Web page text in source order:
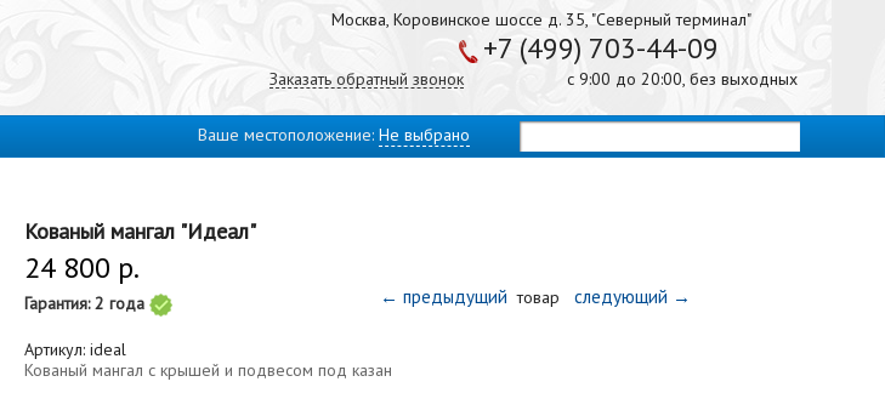
+7 (499) 703-44-09
Москва, Коровинское шоссе д. 35, "Северный терминал"
с 9:00 до 20:00, без выходных
Заказать обратный звонок
Ваше местоположение: Не выбрано
Кованый мангал "Идеал"
24 800 р.
Гарантия:2 года
Артикул: ideal
← предыдущий товар следующий →
Кованый мангал с крышей и подвесом под казан